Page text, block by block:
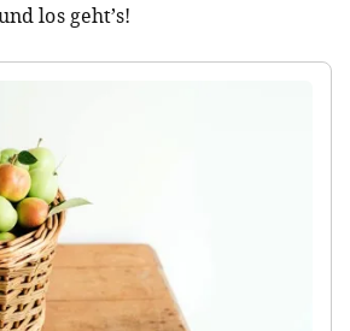
los geht’s!